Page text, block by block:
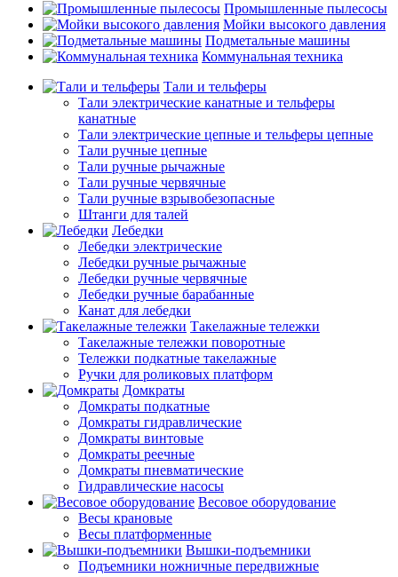
Промышленные пылесосы
Мойки высокого давления
Подметальные машины
Коммунальная техника
Тали и тельферы
Тали электрические канатные и тельферы
канатные
Тали электрические цепные и тельферы цепные
Тали ручные цепные
Тали ручные рычажные
Тали ручные червячные
Тали ручные взрывобезопасные
Штанги для талей
Лебедки
Лебедки электрические
Лебедки ручные рычажные
Лебедки ручные червячные
Лебедки ручные барабанные
Канат для лебедки
Такелажные тележки
Такелажные тележки поворотные
Тележки подкатные такелажные
Ручки для роликовых платформ
Домкраты
Домкраты подкатные
Домкраты гидравлические
Домкраты винтовые
Домкраты реечные
Домкраты пневматические
Гидравлические насосы
Весовое оборудование
Весы крановые
Весы платформенные
Вышки-подъемники
Подъемники ножничные передвижные